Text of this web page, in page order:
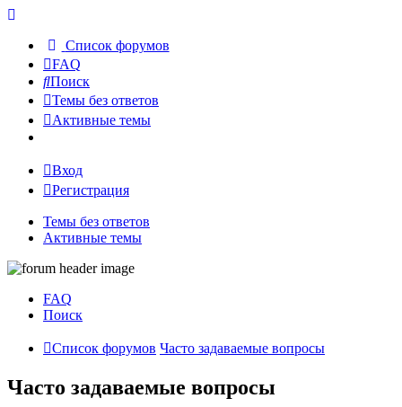
Список форумов
FAQ
Поиск
Темы без ответов
Активные темы
Вход
Регистрация
Темы без ответов
Активные темы
FAQ
Поиск
Список форумов Часто задаваемые вопросы
Часто задаваемые вопросы